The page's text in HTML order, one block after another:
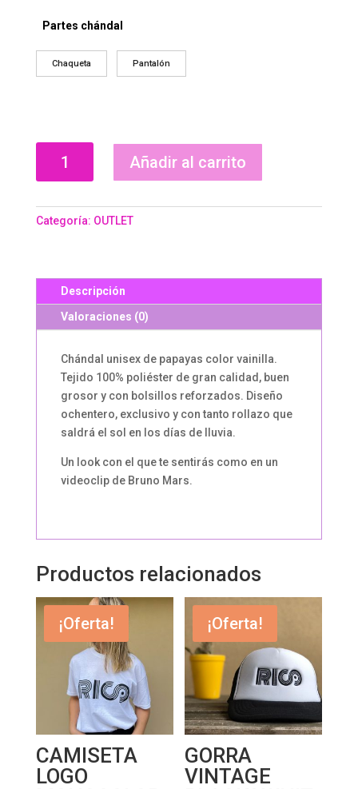
Partes chándal
Chaqueta Pantalón
PAPAYAS
Añadir al carrito
Categoría: OUTLET
Descripción
Valoraciones (0)
Chándal unisex de papayas color vainilla.
Tejido 100% poliéster de gran calidad, buen
grosor y con bolsillos reforzados. Diseño
ochentero, exclusivo y con tanto rollazo que
saldrá el sol en los días de lluvia.
Un look con el que te sentirás como en un
videoclip de Bruno Mars.
Productos relacionados
¡Oferta!
CAMISETA
LOGO
¡Oferta!
GORRA
VINTAGE